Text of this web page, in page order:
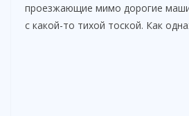
проезжающие мимо дорогие
с какой-то тихой тоской. Как